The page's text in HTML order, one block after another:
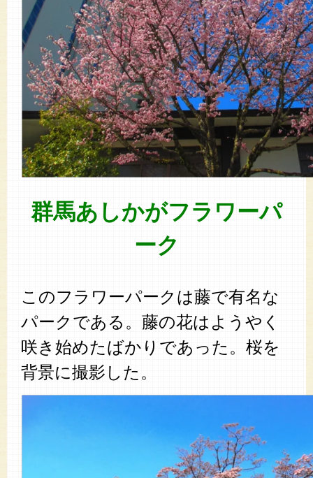
群馬あしかがフラワーパ
ーク
このフラワーパークは藤で有名な
パークである。藤の花はようやく
咲き始めたばかりであった。桜を
背景に撮影した。